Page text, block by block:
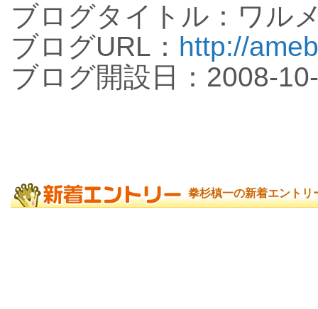
ブログタイトル：ワル
ブログURL： http://
ブログ開設日：2008-
拳杉槙一の新着エントリ